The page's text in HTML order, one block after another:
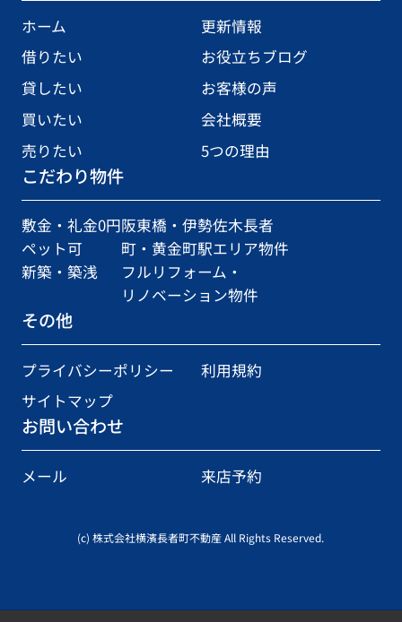
ホーム
更新情報
借りたい
お役立ちブログ
貸したい
お客様の声
買いたい
会社概要
売りたい
5つの理由
こだわり物件
敷金・礼金0円
ペット可
新築・築浅
阪東橋・伊勢佐木長者
町・黄金町駅エリア物件
フルリフォーム・
リノベーション物件
その他
プライバシーポリシー
利用規約
サイトマップ
お問い合わせ
メール 来店予約
(c) 株式会社横濱長者町不動産 All Rights Reserved.